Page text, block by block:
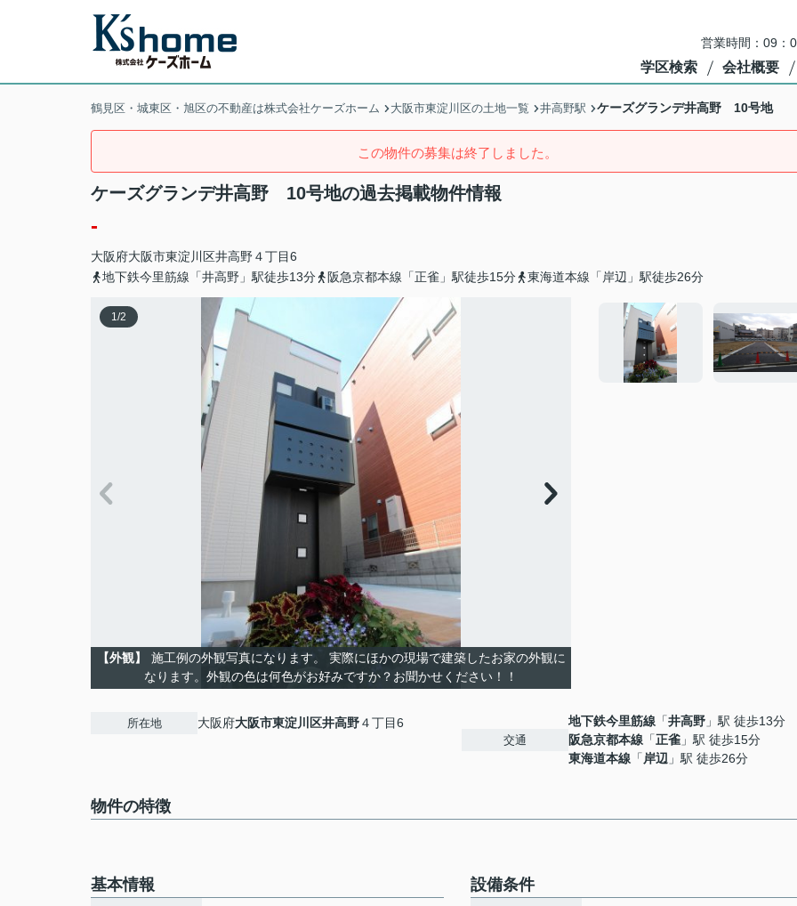
営業時間：09：
学区検索 会社概要
鶴見区・城東区・旭区の不動産は株式会社ケーズホーム 大阪市東淀川区の土地一覧 井高野駅 ケーズグランデ井高野 10号地
この物件の募集は終了しました。
ケーズグランデ井高野 10号地の過去掲載物件情報
-
大阪府大阪市東淀川区井高野４丁目6
地下鉄今里筋線「井高野」駅徒歩13分
阪急京都本線「正雀」駅徒歩15分 東海道本線「岸辺」駅徒歩26分
1/2
【外観】
施工例の外観写真になります。 実際にほかの現場で建築したお家の外観に
なります。外観の色は何色がお好みですか？お聞かせください！！
所在地 大阪府大阪市東淀川区井高野４丁目6
交通
地下鉄今里筋線 「井高野 」駅 徒歩13分
阪急京都本線 「正雀 」駅 徒歩15分
東海道本線 「 岸辺 」駅 徒歩26分
物件の特徴
基本情報 設備条件